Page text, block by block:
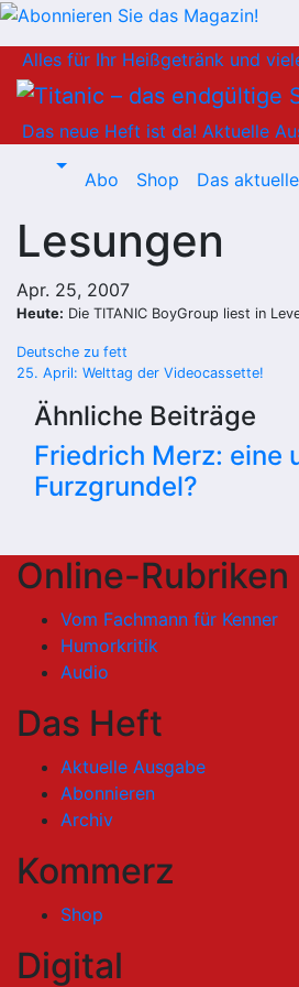
Inhalt
springen
Alles für Ihr Heißgetränk und
Das neue Heft ist da! Aktuelle
Abo Shop Das
Lesungen
Apr. 25, 2007
Heute: Die TITANIC BoyGroup liest in
Deutsche zu fett
25. April: Welttag der Videocassette!
Ähnliche Beiträge
Friedrich Merz: eine
Furzgrundel?
Online-Rubriken
Vom Fachmann für Kenner
Humorkritik
Audio
Das Heft
Aktuelle Ausgabe
Abonnieren
Archiv
Kommerz
Shop
Digital